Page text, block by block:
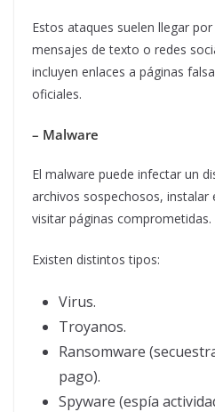
Estos ataques suelen llegar
mensajes de texto o redes
incluyen enlaces a páginas
oficiales.
– Malware
El malware puede infectar un
archivos sospechosos, instalar
visitar páginas comprometidas.
Existen distintos tipos:
Virus.
Troyanos.
Ransomware
pago).
Spyware (espía